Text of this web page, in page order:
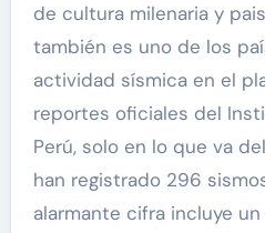
de cultura milenaria y
también es uno de los
actividad sísmica en el
reportes oficiales del
Perú, solo en lo que va
han registrado 296
alarmante cifra incluye